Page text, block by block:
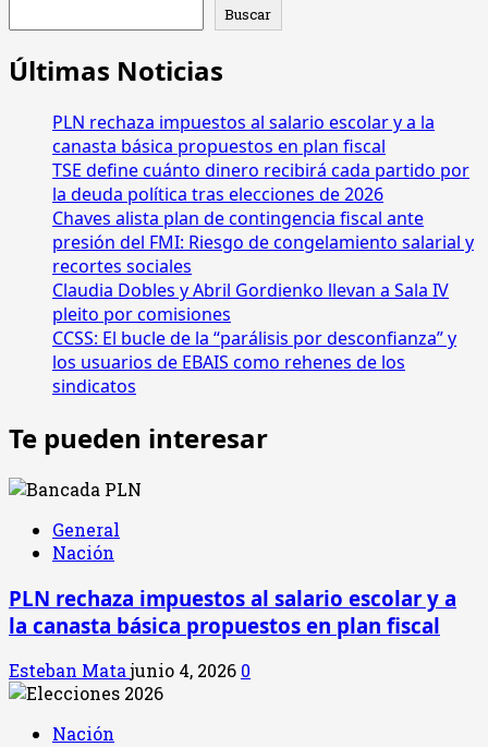
de
Bursátil
2025
abre
inscripciones
Buscar
Últimas Noticias
PLN rechaza impuestos al salario escolar y a la
canasta básica propuestos en plan fiscal
TSE define cuánto dinero recibirá cada partido por
la deuda política tras elecciones de 2026
Chaves alista plan de contingencia fiscal ante
presión del FMI: Riesgo de congelamiento salarial y
recortes sociales
Claudia Dobles y Abril Gordienko llevan a Sala IV
pleito por comisiones
CCSS: El bucle de la “parálisis por desconfianza” y
los usuarios de EBAIS como rehenes de los
sindicatos
Te pueden interesar
General
Nación
PLN rechaza impuestos al salario escolar y a
la canasta básica propuestos en plan fiscal
Esteban Matajunio 4, 2026 0
Nación